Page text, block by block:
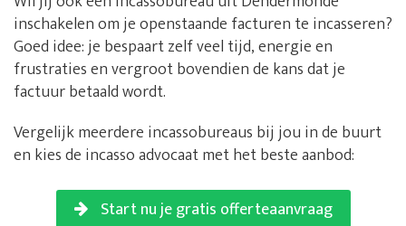
inschakelen om je openstaande facturen te incasseren?
Goed idee: je bespaart zelf veel tijd, energie en
frustraties en vergroot bovendien de kans dat je
factuur betaald wordt.
Vergelijk meerdere incassobureaus bij jou in de buurt
en kies de incasso advocaat met het beste aanbod:
Start nu je gratis offerteaanvraag